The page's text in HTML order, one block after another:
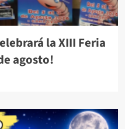
la XIII Feria
agosto!